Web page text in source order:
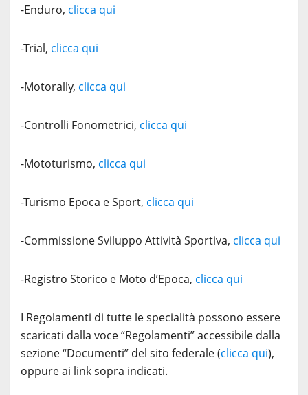
-Enduro, clicca qui
-Trial, clicca qui
-Motorally, clicca qui
-Controlli Fonometrici, clicca qui
-Mototurismo, clicca qui
-Turismo Epoca e Sport, clicca qui
-Commissione Sviluppo Attività Sportiva, clicca qui
-Registro Storico e Moto d’Epoca, clicca qui
I Regolamenti di tutte le specialità possono essere
scaricati dalla voce “Regolamenti” accessibile dalla
sezione “Documenti” del sito federale (clicca qui),
oppure ai link sopra indicati.